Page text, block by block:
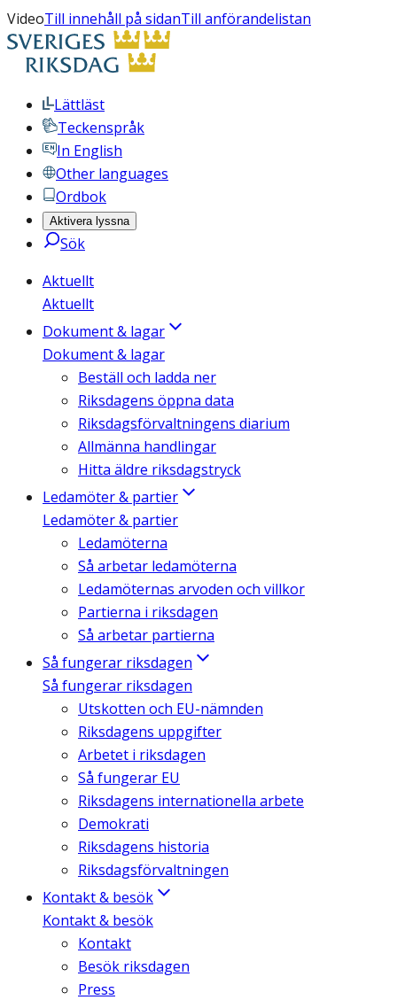
VideoTill innehåll på sidanTill anförandelistan
Lättläst
Teckenspråk
In English
Other languages
Ordbok
Aktivera lyssna
Sök
Aktuellt
Aktuellt
Dokument & lagar
Dokument & lagar
Beställ och ladda ner
Riksdagens öppna data
Riksdagsförvaltningens diarium
Allmänna handlingar
Hitta äldre riksdagstryck
Ledamöter & partier
Ledamöter & partier
Ledamöterna
Så arbetar ledamöterna
Ledamöternas arvoden och villkor
Partierna i riksdagen
Så arbetar partierna
Så fungerar riksdagen
Så fungerar riksdagen
Utskotten och EU-nämnden
Riksdagens uppgifter
Arbetet i riksdagen
Så fungerar EU
Riksdagens internationella arbete
Demokrati
Riksdagens historia
Riksdagsförvaltningen
Kontakt & besök
Kontakt & besök
Kontakt
Besök riksdagen
Press